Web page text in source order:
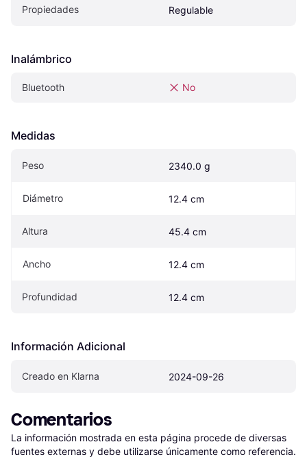
Propiedades Regulable
Inalámbrico
Bluetooth No
Medidas
Peso 2340.0 g
Diámetro 12.4 cm
Altura 45.4 cm
Ancho 12.4 cm
Profundidad 12.4 cm
Información Adicional
Creado en Klarna 2024-09-26
Comentarios
La información mostrada en esta página procede de diversas
fuentes externas y debe utilizarse únicamente como referencia.